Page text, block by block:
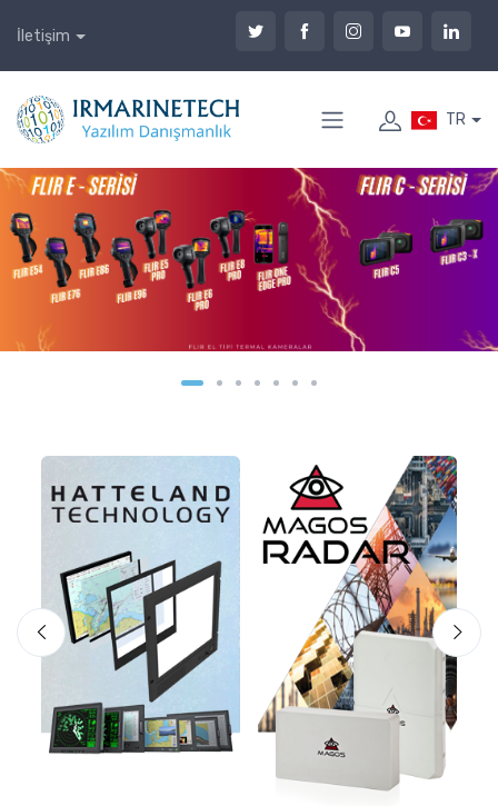
İletişim
TR